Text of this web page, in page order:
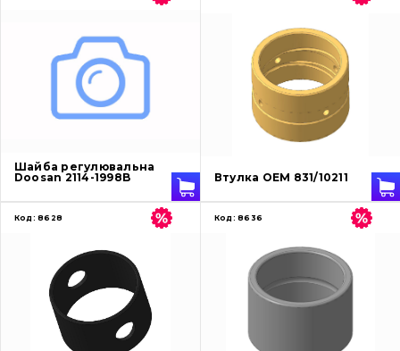
Шайба регулювальна
Doosan 2114-1998B
Втулка OEM 831/10211
Код: 8628 Код: 8636